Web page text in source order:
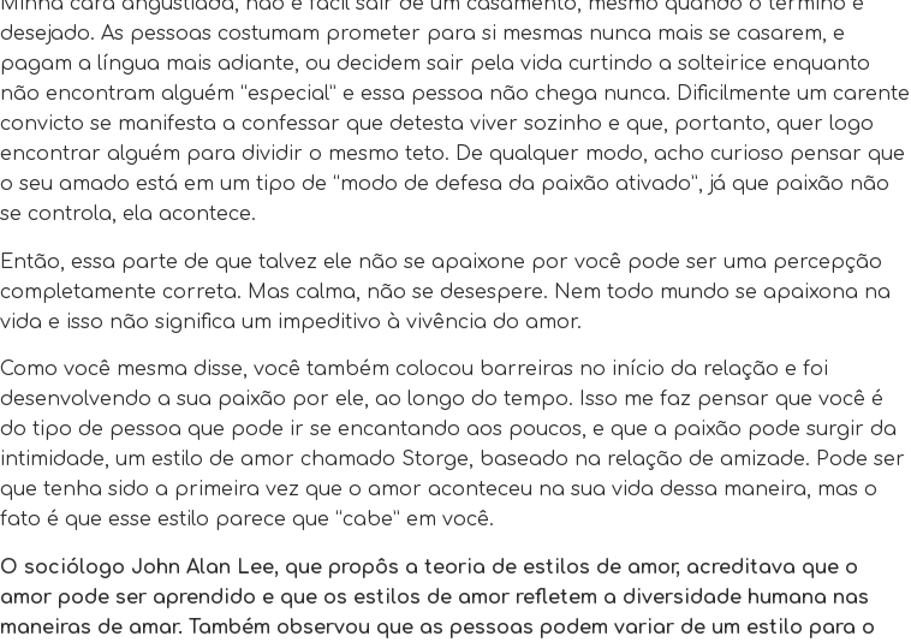
desejado. As pessoas costumam prometer para si mesmas nunca mais se casarem, e
pagam a língua mais adiante, ou decidem sair pela vida curtindo a solteirice enquanto
não encontram alguém “especial” e essa pessoa não chega nunca. Dificilmente um carente
convicto se manifesta a confessar que detesta viver sozinho e que, portanto, quer logo
encontrar alguém para dividir o mesmo teto. De qualquer modo, acho curioso pensar que
o seu amado está em um tipo de “modo de defesa da paixão ativado”, já que paixão não
se controla, ela acontece.
Então, essa parte de que talvez ele não se apaixone por você pode ser uma percepção
completamente correta. Mas calma, não se desespere. Nem todo mundo se apaixona na
vida e isso não significa um impeditivo à vivência do amor.
Como você mesma disse, você também colocou barreiras no início da relação e foi
desenvolvendo a sua paixão por ele, ao longo do tempo. Isso me faz pensar que você é
do tipo de pessoa que pode ir se encantando aos poucos, e que a paixão pode surgir da
intimidade, um estilo de amor chamado Storge, baseado na relação de amizade. Pode ser
que tenha sido a primeira vez que o amor aconteceu na sua vida dessa maneira, mas o
fato é que esse estilo parece que “cabe” em você.
O sociólogo John Alan Lee, que propôs a teoria de estilos de amor, acreditava que o
amor pode ser aprendido e que os estilos de amor refletem a diversidade humana nas
maneiras de amar. Também observou que as pessoas podem variar de um estilo para o